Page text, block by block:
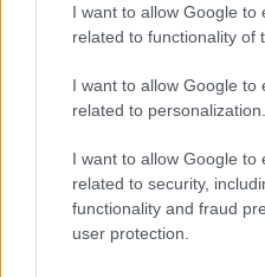
I want to allow Google to
related to functionality of
I want to allow Google to
related to personalization.
I want to allow Google to
related to security,
functionality and fraud
user protection.
Meloni aveva